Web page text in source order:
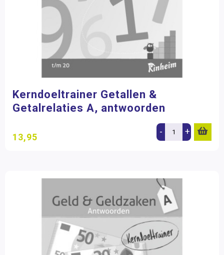
Kerndoeltrainer Getallen &
Getalrelaties A, antwoorden
13,95 - +